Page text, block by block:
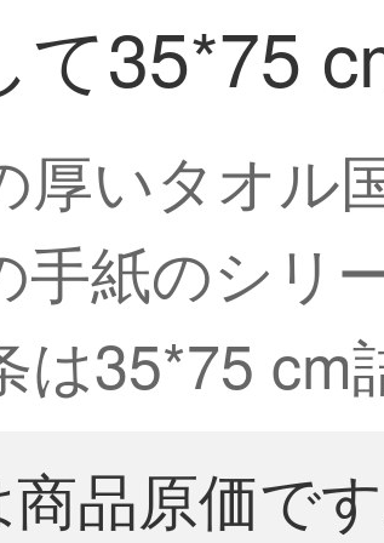
35*75
いタオル
紙のシリ
35*75 cm
品原価で